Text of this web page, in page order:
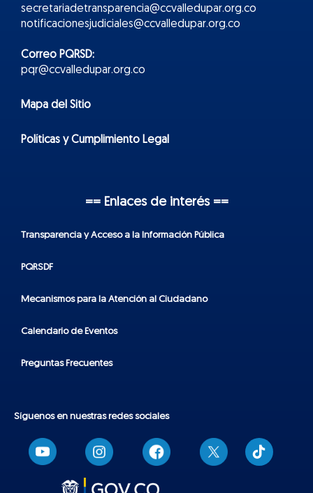
secretariadetransparencia@ccvalledupar.org.co
notificacionesjudiciales@ccvalledupar.org.co
Correo PQRSD:
pqr@ccvalledupar.org.co
Mapa del Sitio
Políticas y Cumplimiento Legal
== Enlaces de interés ==
Transparencia y Acceso a la Información Pública
PQRSDF
Mecanismos para la Atención al Ciudadano
Calendario de Eventos
Preguntas Frecuentes
Síguenos en nuestras redes sociales
T
i
k